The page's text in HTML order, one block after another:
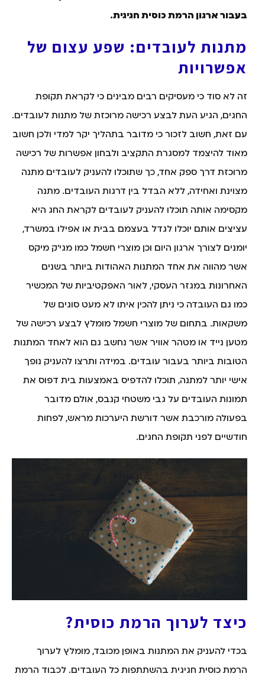
בעבור ארגון הרמת כוסית חגיגית.
מתנות לעובדים: שפע עצום של
אפשרויות
זה לא סוד כי מעסיקים רבים מבינים כי לקראת תקופת
החגים, הגיע העת לבצע רכישה מרוכזת של מתנות לעובדים.
עם זאת, חשוב לזכור כי מדובר בתהליך יקר למדי ולכן חשוב
מאוד להיצמד למסגרת התקציב ולבחון אפשרות של רכישה
מרוכזת דרך ספק אחד, כך שתוכלו להעניק לעובדים מתנה
מצוינת ואחידה, ללא הבדל בין דרגות העובדים. מתנה
מקסימה אותה תוכלו להעניק לעובדים לקראת החג היא
עציצים אותם יוכלו לגדל בעצמם בבית או אפילו במשרד,
יומנים לצורך ארגון היום וכן מוצרי חשמל כמו מגי'ק מיקס
אשר מהווה את אחד המתנות האהודות ביותר בשנים
האחרונות במגזר העסקי, לאור האפקטיביות של המכשיר
כמו גם העובדה כי ניתן להכין איתו לא מעט סוגים של
משקאות. בתחום של מוצרי חשמל מומלץ לבצע רכישה של
מטען נייד או מטהר אוויר אשר נחשב גם הוא לאחד המתנות
הטובות ביותר בעבור עובדים. במידה ותרצו להעניק נופך
אישי יותר למתנה, תוכלו להדפיס באמצעות בית דפוס את
תמונות העובדים על גבי משטחי קנבס, אולם מדובר
בפעולה מורכבת אשר דורשת היערכות מראש, לפחות
חודשיים לפני תקופת החגים.
כיצד לערוך הרמת כוסית?
בכדי להעניק את המתנות באופן מכובד, מומלץ לערוך
הרמת כוסית חגיגית בהשתתפות כל העובדים. לכבוד הרמת